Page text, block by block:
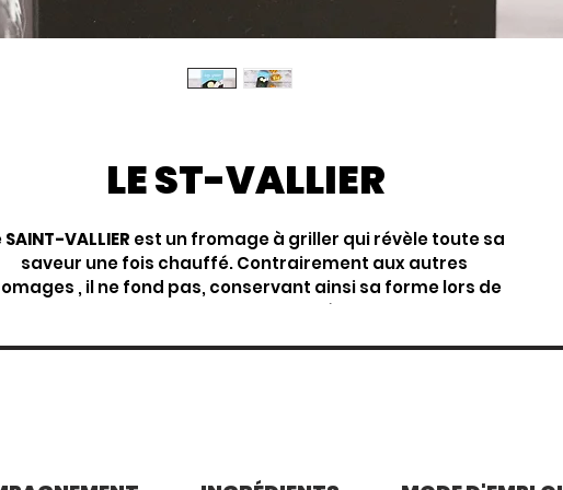
LE ST-VALLIER
SAINT-VALLIER est un fromage à griller qui révèle toute sa
saveur une fois chauffé. Contrairement aux autres
, il ne fond pas, conservant ainsi sa forme lors de
la cuisson.  De plus, il est moins salé que les autres